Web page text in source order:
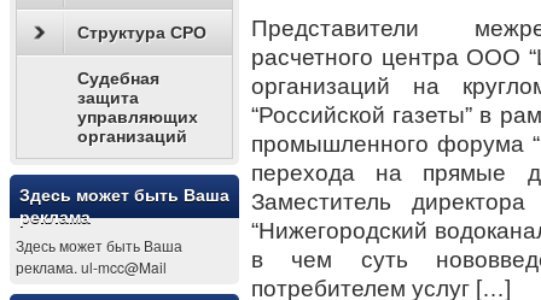
Структура СРО
Судебная
защита
управляющих
организаций
Здесь может быть Ваша
реклама
Здесь может быть Ваша
реклама. ul-mcc@Mail
Представители
расчетного центра ООО
организаций на
“Российской газеты” в
промышленного форума
перехода на прямые
Заместитель
“Нижегородский
в чем суть
потребителем услуг […]